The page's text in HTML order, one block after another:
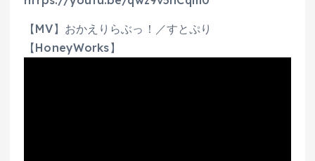
【MV】おかえりらぶっ！／すとぷり
【HoneyWorks】